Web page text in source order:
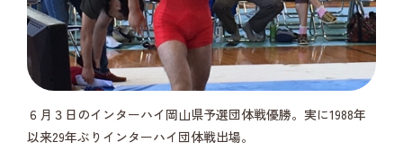
６月３日のインターハイ岡山県予選団体戦優勝。実に1988年
以来29年ぶりインターハイ団体戦出場。